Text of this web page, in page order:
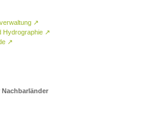
↗
Hydrographie ↗
↗